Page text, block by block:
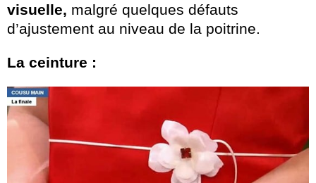
visuelle, malgré quelques défauts
d’ajustement au niveau de la poitrine.
La ceinture :